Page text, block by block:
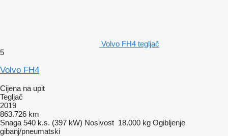
Volvo FH4 tegljač
5
Volvo FH4
Cijena na upit
Tegljač
2019
863.726 km
Snaga 540 k.s. (397 kW) Nosivost 18.000 kg Ogibljenje
gibanj/pneumatski